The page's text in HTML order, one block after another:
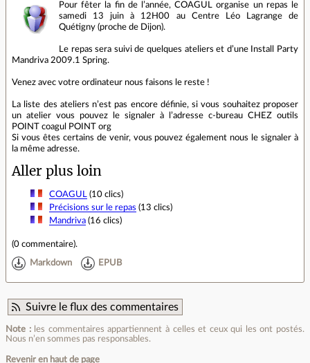
Pour fêter la fin de l’année, COAGUL organise un repas le
samedi 13 juin à 12H00 au Centre Léo Lagrange de
Quétigny (proche de Dijon).
Le repas sera suivi de quelques ateliers et d’une Install Party
Mandriva 2009.1 Spring.
Venez avec votre ordinateur nous faisons le reste !
La liste des ateliers n’est pas encore définie, si vous souhaitez proposer
un atelier vous pouvez le signaler à l’adresse c-bureau CHEZ outils
POINT coagul POINT org
Si vous êtes certains de venir, vous pouvez également nous le signaler à
la même adresse.
Aller plus loin
COAGUL
(10 clics)
Précisions sur le repas (13 clics)
Mandriva(16 clics)
(0 commentaire).
Markdown EPUB
Suivre le flux des commentaires
Note :les commentaires appartiennent à celles et ceux qui les ont postés.
Nous n’en sommes pas responsables.
Revenir en haut de page